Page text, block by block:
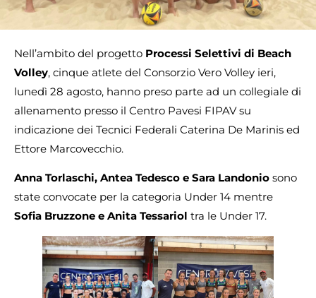
Nell’ambito del progetto Processi Selettivi di Beach
Volley, cinque atlete del Consorzio Vero Volley ieri,
lunedì 28 agosto, hanno preso parte ad un collegiale di
allenamento presso il Centro Pavesi FIPAV su
indicazione dei Tecnici Federali Caterina De Marinis ed
Ettore Marcovecchio.
Anna Torlaschi, Antea Tedesco e Sara Landonio sono
state convocate per la categoria Under 14 mentre
Sofia Bruzzone e Anita Tessariol tra le Under 17.